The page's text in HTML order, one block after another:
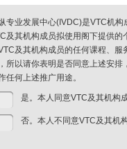
专业发展中心(IVDC)是VTC机构
及其机构成员拟使用阁下提供
及其机构成员的任何课程、
所以请你表明是否同意上述安
任何上述推广用途。
是。本人同意VTC及其机构
否。本人不同意VTC及其机